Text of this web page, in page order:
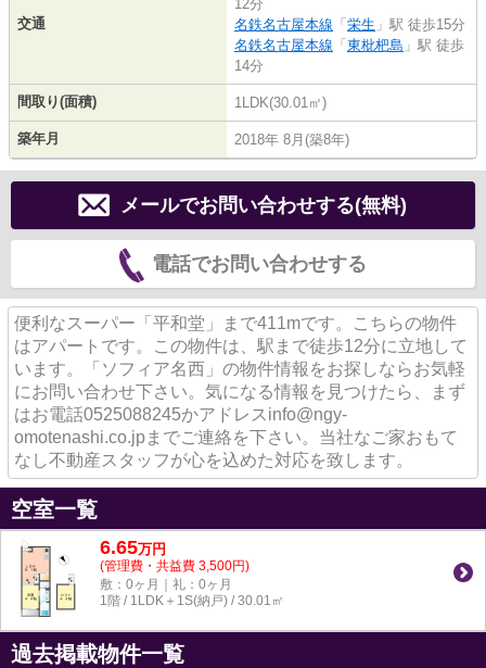
交通
12分
名鉄名古屋本線 「 栄生 」駅 徒歩15分
名鉄名古屋本線 「 東枇杷島 」駅 徒歩
14分
間取り(面積) 1LDK(30.01㎡)
築年月 2018年 8月(築8年)
メールでお問い合わせする(無料)
電話でお問い合わせする
便利なスーパー「平和堂」まで411mです。こちらの物件
はアパートです。この物件は、駅まで徒歩12分に立地して
います。「ソフィア名西」の物件情報をお探しならお気軽
にお問い合わせ下さい。気になる情報を見つけたら、まず
はお電話0525088245かアドレスinfo@ngy-
omotenashi.co.jpまでご連絡を下さい。当社なご家おもて
なし不動産スタッフが心を込めた対応を致します。
空室一覧
6.65万円
(管理費・共益費 3,500円)
敷：0ヶ月｜礼：0ヶ月
1階 / 1LDK＋1S(納戸) / 30.01㎡
過去掲載物件一覧